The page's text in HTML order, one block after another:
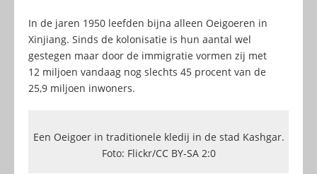
In de jaren 1950 leefden bijna alleen Oeigoeren in
Xinjiang. Sinds de kolonisatie is hun aantal wel
gestegen maar door de immigratie vormen zij met
12 miljoen vandaag nog slechts 45 procent van de
25,9 miljoen inwoners.
Een Oeigoer in traditionele kledij in de stad Kashgar.
Foto: Flickr/CC BY-SA 2:0